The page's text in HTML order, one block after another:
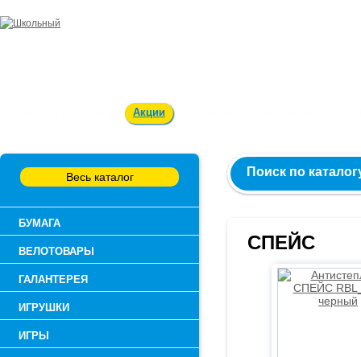
Акции
Весь каталог
БУМАГА
ВЕЛОТОВАРЫ
ГАЛАНТЕРЕЯ
ИГРУШКИ
ИГРЫ
Поиск по
СПЕЙС